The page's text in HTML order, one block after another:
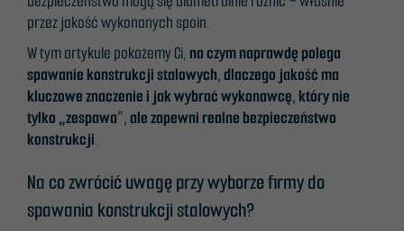
przez jakość wykonanych spoin.
W tym artykule pokażemy Ci, na czym naprawdę polega
spawanie konstrukcji stalowych, dlaczego jakość ma
kluczowe znaczenie i jak wybrać wykonawcę, który nie
tylko „zespawa”, ale zapewni realne bezpieczeństwo
konstrukcji.
Na co zwrócić uwagę przy wyborze firmy do
spawania konstrukcji stalowych?